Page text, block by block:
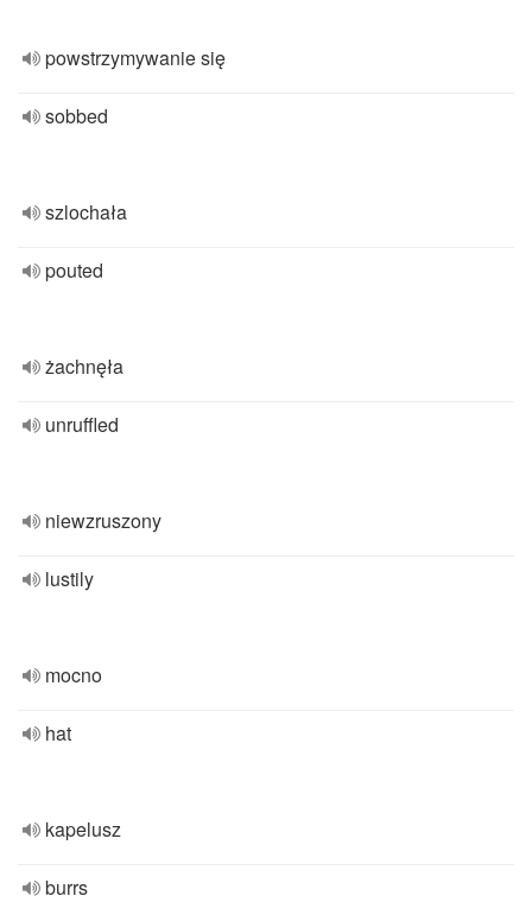
powstrzymywanie się
sobbed
szlochała
pouted
żachnęła
unruffled
niewzruszony
lustily
mocno
hat
kapelusz
burrs